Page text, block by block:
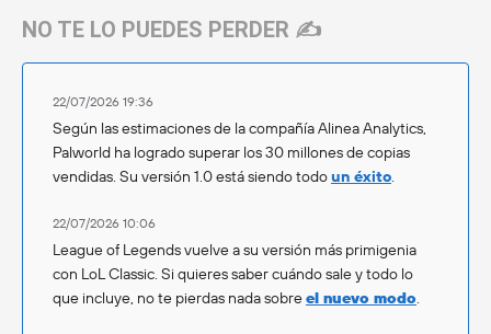
NO TE LO PUEDES PERDER ✍️
22/07/2026 19:36
Según las estimaciones de la compañía Alinea Analytics,
Palworld ha logrado superar los 30 millones de copias
vendidas. Su versión 1.0 está siendo todoun éxito.
22/07/2026 10:06
League of Legends vuelve a su versión más primigenia
con LoL Classic. Si quieres saber cuándo sale y todo lo
que incluye, no te pierdas nada sobreel nuevo modo.